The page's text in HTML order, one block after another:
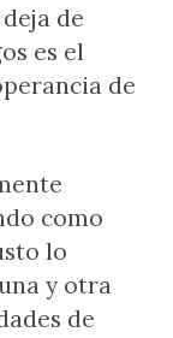
de
es el
de
como
lo
y otra
de